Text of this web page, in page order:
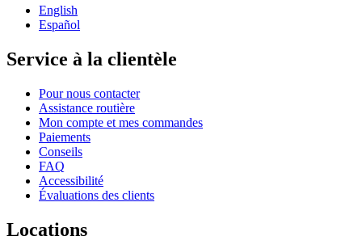
English
Español
Service à la clientèle
Pour nous contacter
Assistance routière
Mon compte et mes commandes
Paiements
Conseils
FAQ
Accessibilité
Évaluations des clients
Locations